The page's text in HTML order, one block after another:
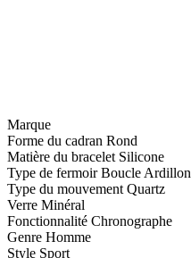
Marque
Forme du cadran Rond
Matière du bracelet Silicone
Type de fermoir Boucle Ardillon
Type du mouvement Quartz
Verre Minéral
Fonctionnalité Chronographe
Genre Homme
Style Sport